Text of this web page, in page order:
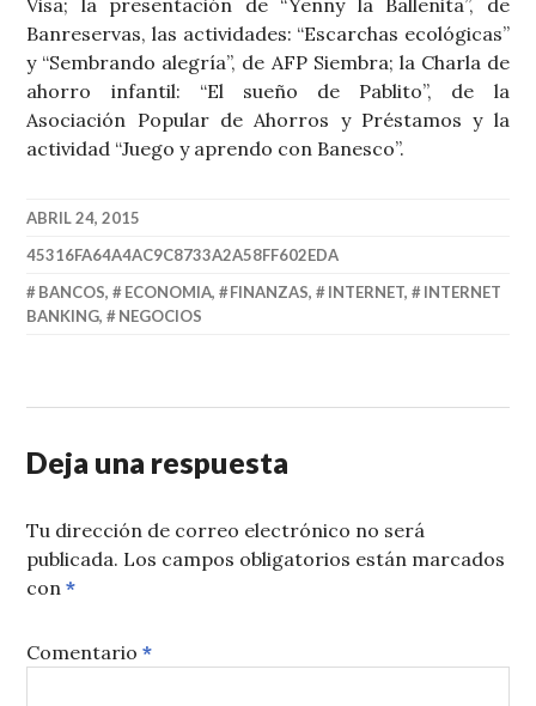
Visa; la presentación de “Yenny la Ballenita”, de
Banreservas, las actividades: “Escarchas ecológicas”
y “Sembrando alegría”, de AFP Siembra; la Charla de
ahorro infantil: “El sueño de Pablito”, de la
Asociación Popular de Ahorros y Préstamos y la
actividad “Juego y aprendo con Banesco”.
ABRIL 24, 2015
45316FA64A4AC9C8733A2A58FF602EDA
BANCOS, ECONOMIA, FINANZAS, INTERNET,
INTERNET
BANKING, NEGOCIOS
Deja una respuesta
Tu dirección de correo electrónico no será
publicada. Los campos obligatorios están marcados
con*
Comentario*